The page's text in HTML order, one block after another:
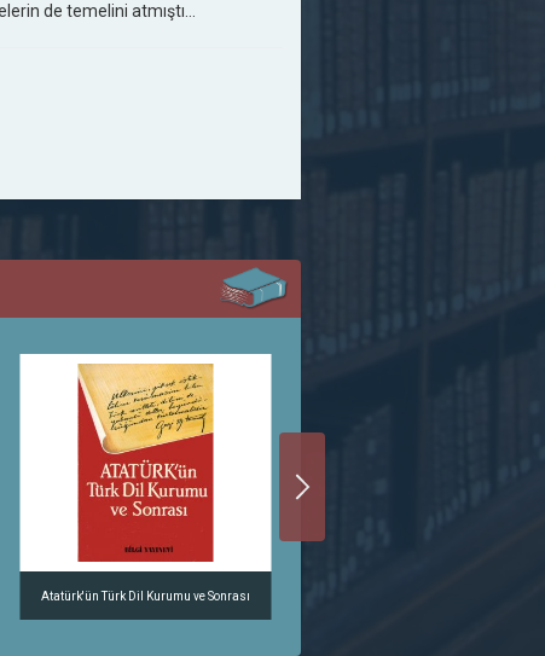
de temelini atmıştı...
Atatürk'ün Türk Dil Kurumu ve Sonrası